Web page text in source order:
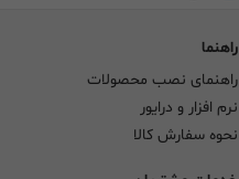
راهنما
راهنمای نصب محصولات
نرم افزار و درایور
نحوه سفارش کالا